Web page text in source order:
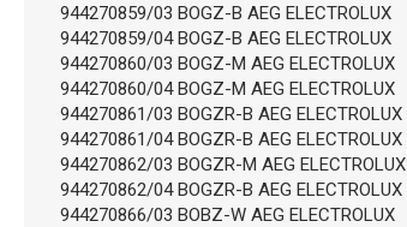
944270859/03 BOGZ-B AEG ELECTROLUX
944270859/04 BOGZ-B AEG ELECTROLUX
944270860/03 BOGZ-M AEG ELECTROLUX
944270860/04 BOGZ-M AEG ELECTROLUX
944270861/03 BOGZR-B AEG ELECTROLUX
944270861/04 BOGZR-B AEG ELECTROLUX
944270862/03 BOGZR-M AEG ELECTROLUX
944270862/04 BOGZR-B AEG ELECTROLUX
944270866/03 BOBZ-W AEG ELECTROLUX